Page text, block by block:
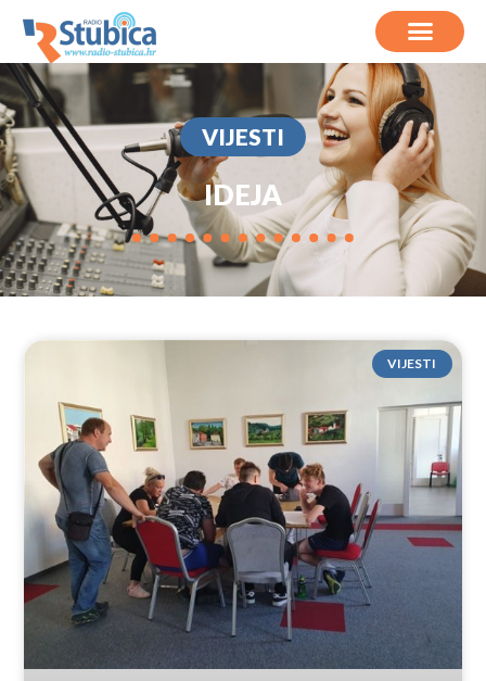
VIJESTI
IDEJA
VIJESTI